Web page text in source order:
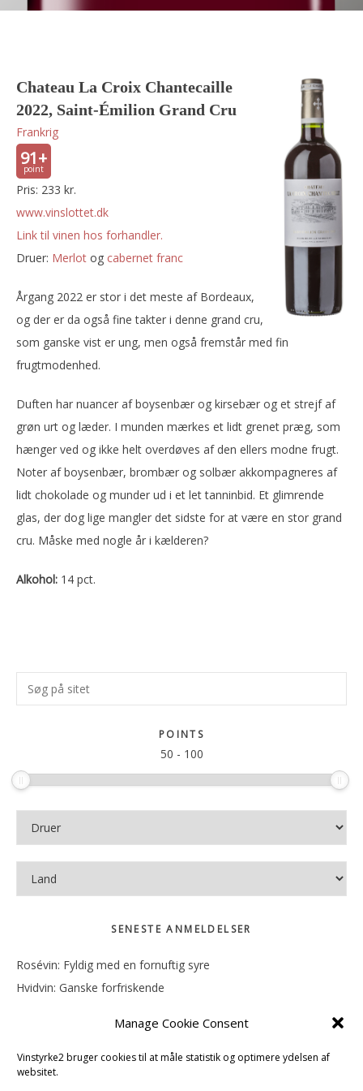
Manage Cookie Consent
Vinstyrke2 bruger cookies til at måle statistik og optimere ydelsen af
websitet.
Chateau La Croix Chantecaille
2022, Saint-Émilion Grand Cru
Frankrig
91+
Pris: 233 kr.
www.vinslottet.dk
Link til vinen hos forhandler.
Druer:
merlot og cabernet franc
Årgang 2022 er stor i det meste af Bordeaux,
og der er da også fine takter i denne grand cru,
som ganske vist er ung, men også fremstår med fin
frugtmodenhed.
Duften har nuancer af boysenbær og kirsebær og et strejf af
grøn urt og læder. I munden mærkes et lidt grenet præg, som
hænger ved og ikke helt overdøves af den ellers modne frugt.
Noter af boysenbær, brombær og solbær akkompagneres af
lidt chokolade og munder ud i et let tanninbid. Et glimrende
glas, der dog lige mangler det sidste for at være en stor grand
cru. Måske med nogle år i kælderen?
Alkohol: 14 pct.
Primær
Sidebar
Søg
på
POINTS
50 - 100
SENESTE ANMELDELSER
Rosévin: Fyldig med en fornuftig syre
Hvidvin: Ganske forfriskende
Hvidvin: Smørfedme og tropisk sødme
Rosévin: Blød, rund og sødladen